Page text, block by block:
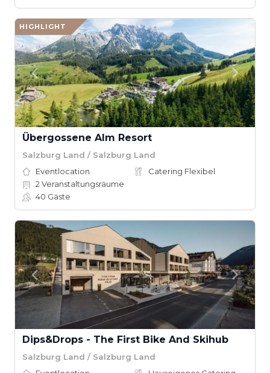
HIGHLIGHT
Übergossene Alm Resort
Salzburg Land / Salzburg Land
Eventlocation
Catering Flexibel
2 Veranstaltungsräume
40 Gäste
Dips&Drops - The First Bike And Skihub
Salzburg Land / Salzburg Land